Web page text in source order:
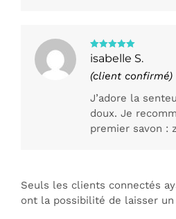
Note5sur
isabelle S.
(client confirmé)
J’adore la
doux. Je
premier savon :
Seuls les clients connectés
ont la possibilité de laisser un